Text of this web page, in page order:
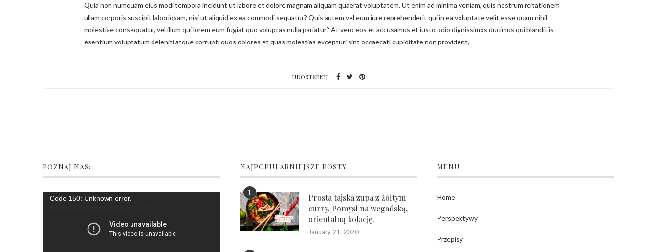
Quia non numquam eius modi tempora incidunt ut labore et dolore magnam aliquam quaerat voluptatem. Ut enim ad minima veniam, quis nostrum rcitationem
ullam corporis suscipit laboriosam, nisi ut aliquid ex ea commodi sequatur? Quis autem vel eum iure reprehenderit qui in ea voluptate velit esse quam nihil
molestiae consequatur, vel illum qui lorem eum fugiat quo voluptas nulla pariatur? At vero eos et accusamus et iusto odio dignissimos ducimus qui blanditiis
esentium voluptatum deleniti atque corrupti quos dolores et quas molestias excepturi sint occaecati cupiditate non provident,
UDOSTĘPNIJ
POZNAJ NAS:
Video
Code 150: Unknown error.
NAJPOPULARNIEJSZE POSTY
1
Prosta tajska zupa z żółtym
curry. Pomysł na wegańską,
orientalną kolację.
January 21, 2020
MENU
Home
Perspektywy
Przepisy